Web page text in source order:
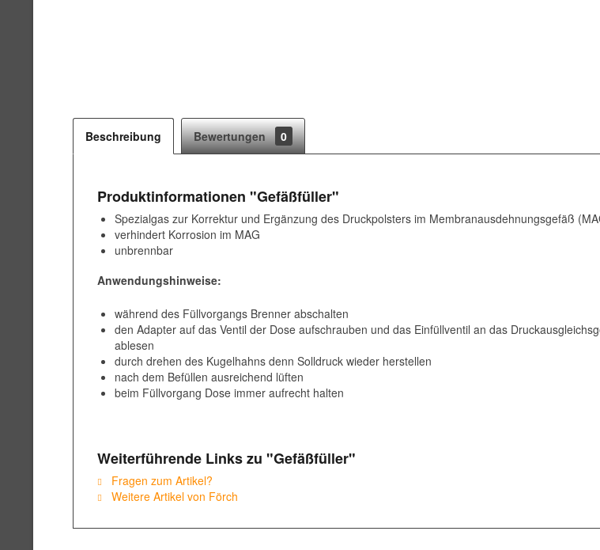
Beschreibung Bewertungen 0
Produktinformationen "Gefäßfüller"
Spezialgas zur Korrektur und Ergänzung des Druckpolsters im Membranausdehnungsgefäß
verhindert Korrosion im MAG
unbrennbar
Anwendungshinweise:
während des Füllvorgangs Brenner abschalten
den Adapter auf das Ventil der Dose aufschrauben und das Einfüllventil an das
ablesen
durch drehen des Kugelhahns denn Solldruck wieder herstellen
nach dem Befüllen ausreichend lüften
beim Füllvorgang Dose immer aufrecht halten
Weiterführende Links zu "Gefäßfüller"
Fragen zum Artikel?
Weitere Artikel von Förch